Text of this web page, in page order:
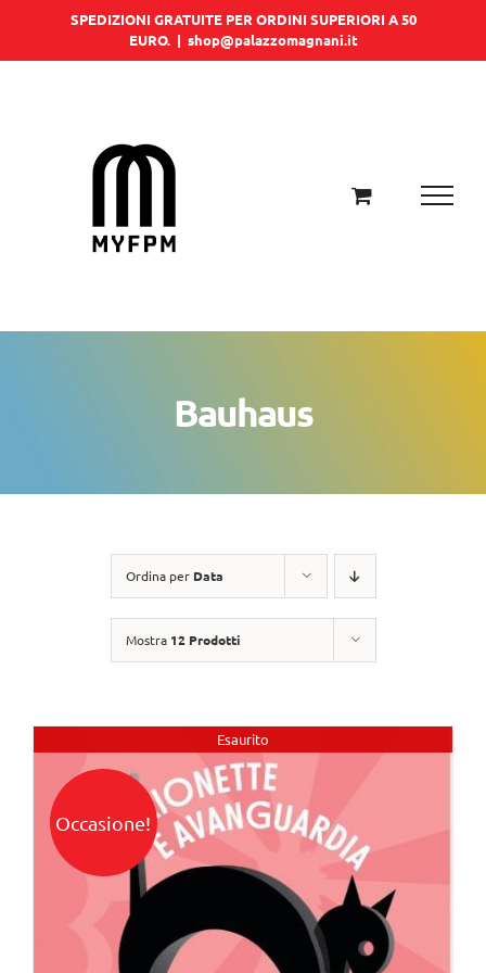
SPEDIZIONI GRATUITE PER ORDINI SUPERIORI A 50
EURO. | shop@palazzomagnani.it
Bauhaus
Ordina per Data
Mostra 12 Prodotti
Esaurito
Occasione!